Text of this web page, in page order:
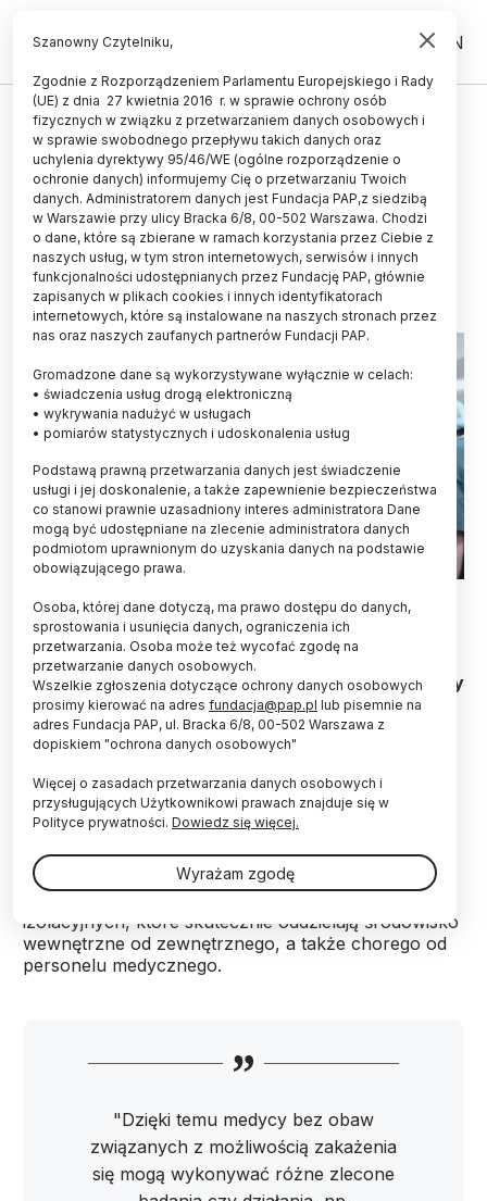
PL EN
ZDROWIE
Śląskie/ Naukowcy stworzyli
nowoczesny namiot barierowy do
izolacji pacjentów zakaźnych
21.02.2025
aktualizacja: 21.02.2025
2 minuty czytania
Naukowcy z kilku polskich uczelni, z wiodącą rolą
Śląskiego Uniwersytetu Medycznego, stworzyli
nowoczesny automatyczny namiot pneumatyczny
przeznaczony do izolacji pacjentów zakaźnych.
Konstrukcja ta zapewnia skuteczne oddzielenie
chorego od personelu medycznego, minimalizując
Jak przekazała w czwartek uczelnia, Super Namiot
wyróżnia się szybkim montażem i mobilnością. Jego
konstrukcja opiera się na systemie błyskawicznego
izolacyjnych, które skutecznie oddzielają środowisko
wewnętrzne od zewnętrznego, a także chorego od
personelu medycznego.
"Dzięki temu medycy bez obaw
związanych z możliwością zakażenia
się mogą wykonywać różne zlecone
Szanowny Czytelniku,
Zgodnie z Rozporządzeniem Parlamentu Europejskiego i Rady
(UE) z dnia 27 kwietnia 2016 r. w sprawie ochrony osób
fizycznych w związku z przetwarzaniem danych osobowych i
w sprawie swobodnego przepływu takich danych oraz
uchylenia dyrektywy 95/46/WE (ogólne rozporządzenie o
ochronie danych) informujemy Cię o przetwarzaniu Twoich
danych. Administratorem danych jest Fundacja PAP,z siedzibą
w Warszawie przy ulicy Bracka 6/8, 00-502 Warszawa. Chodzi
o dane, które są zbierane w ramach korzystania przez Ciebie z
naszych usług, w tym stron internetowych, serwisów i innych
funkcjonalności udostępnianych przez Fundację PAP, głównie
zapisanych w plikach cookies i innych identyfikatorach
internetowych, które są instalowane na naszych stronach przez
nas oraz naszych zaufanych partnerów Fundacji PAP.
Gromadzone dane są wykorzystywane wyłącznie w celach:
• świadczenia usług drogą elektroniczną
• wykrywania nadużyć w usługach
• pomiarów statystycznych i udoskonalenia usług
Podstawą prawną przetwarzania danych jest świadczenie
usługi i jej doskonalenie, a także zapewnienie bezpieczeństwa
co stanowi prawnie uzasadniony interes administratora Dane
mogą być udostępniane na zlecenie administratora danych
podmiotom uprawnionym do uzyskania danych na podstawie
obowiązującego prawa.
Osoba, której dane dotyczą, ma prawo dostępu do danych,
sprostowania i usunięcia danych, ograniczenia ich
przetwarzania. Osoba może też wycofać zgodę na
przetwarzanie danych osobowych.
Wszelkie zgłoszenia dotyczące ochrony danych osobowych
prosimy kierować na adres fundacja@pap.pl lub pisemnie na
adres Fundacja PAP, ul. Bracka 6/8, 00-502 Warszawa z
dopiskiem "ochrona danych osobowych"
Więcej o zasadach przetwarzania danych osobowych i
przysługujących Użytkownikowi prawach znajduje się w
Polityce prywatności. Dowiedz się więcej.
Wyrażam zgodę